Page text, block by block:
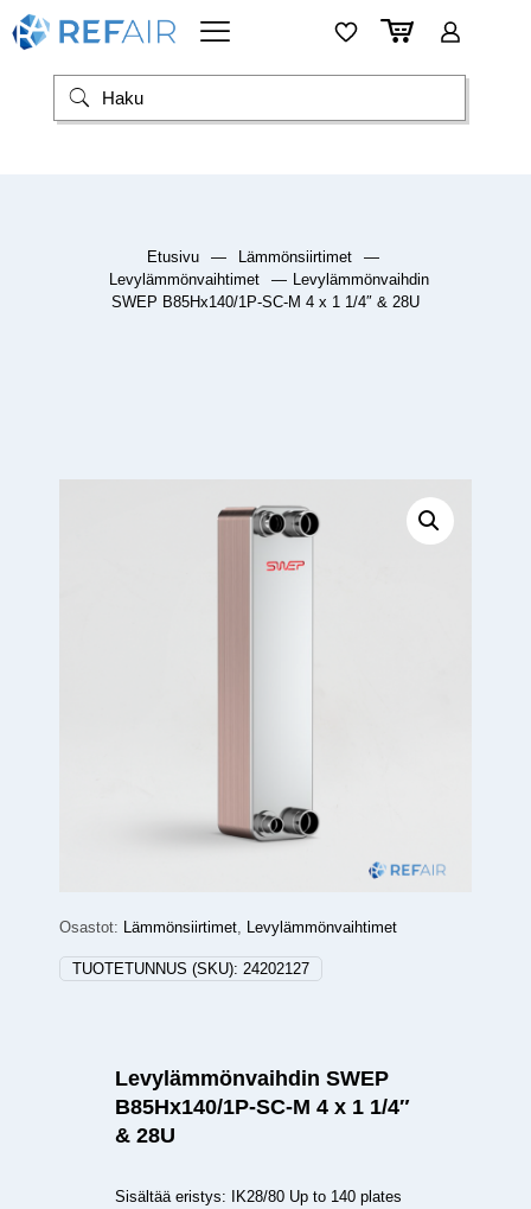
Etusivu — Lämmönsiirtimet
—
Levylämmönvaihtimet
— Levylämmönvaihdin
SWEP B85Hx140/1P-SC-M 4 x 1 1/4″ & 28U
Osastot: Lämmönsiirtimet, Levylämmönvaihtimet
TUOTETUNNUS (SKU): 24202127
Levylämmönvaihdin SWEP
B85Hx140/1P-SC-M 4 x 1 1/4″
& 28U
Sisältää eristys: IK28/80 Up to 140 plates